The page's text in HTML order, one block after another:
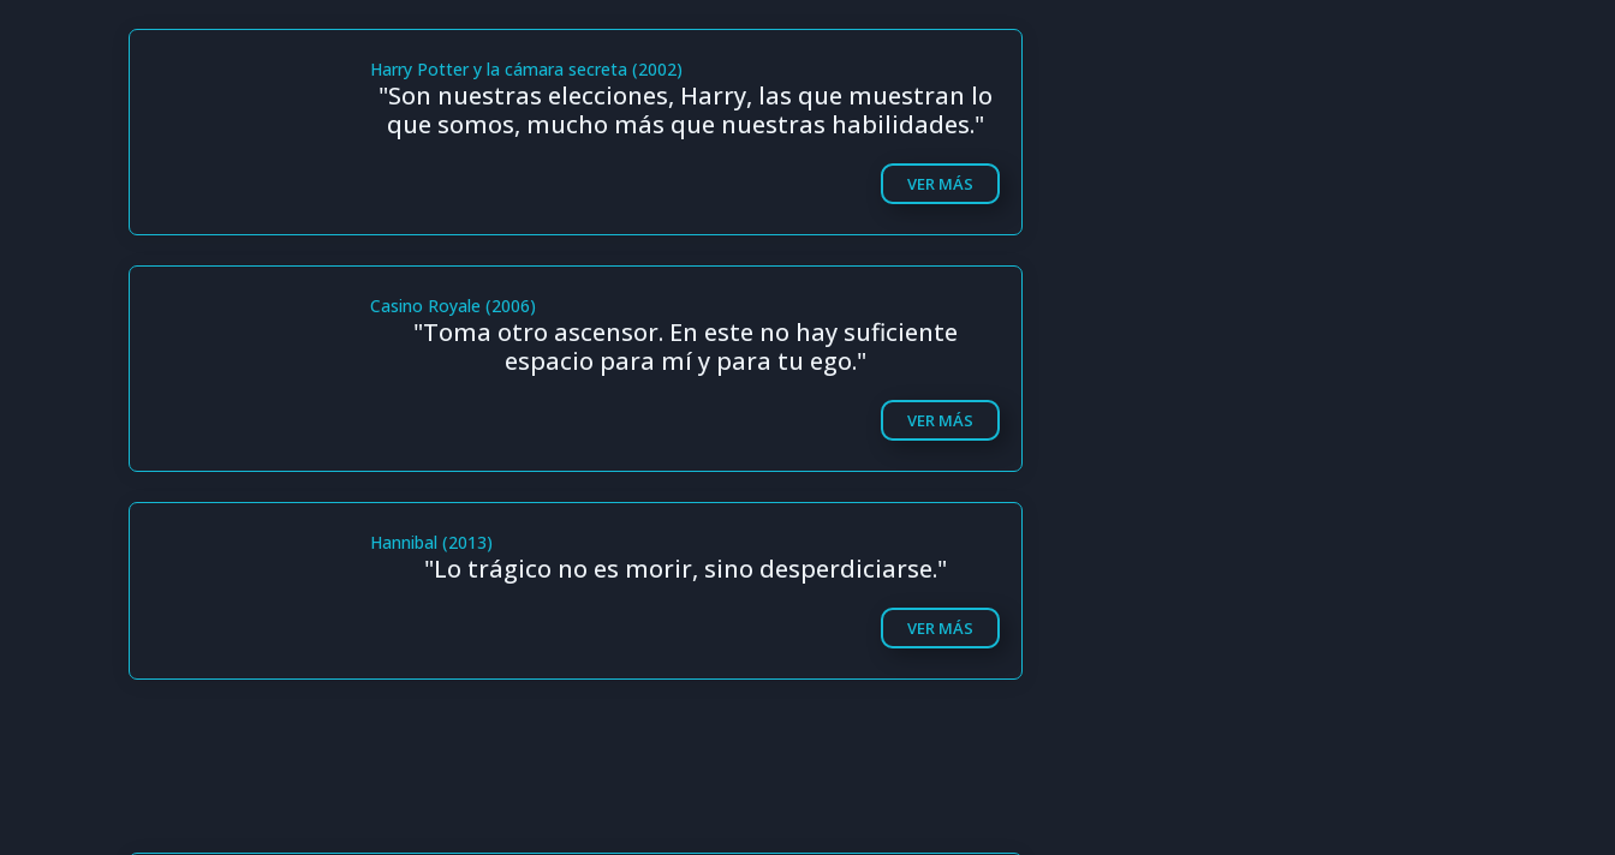
Harry Potter y la cámara secreta (2002)
"Son nuestras elecciones, Harry, las que muestran lo
que somos, mucho más que nuestras habilidades."
VER MÁS
Casino Royale (2006)
"Toma otro ascensor. En este no hay suficiente
espacio para mí y para tu ego."
VER MÁS
Hannibal (2013)
"Lo trágico no es morir, sino desperdiciarse."
VER MÁS